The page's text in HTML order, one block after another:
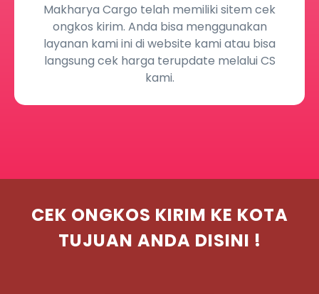
Makharya Cargo telah memiliki sitem cek
ongkos kirim. Anda bisa menggunakan
layanan kami ini di website kami atau bisa
langsung cek harga terupdate melalui CS
kami.
CEK ONGKOS KIRIM KE KOTA
TUJUAN ANDA DISINI !